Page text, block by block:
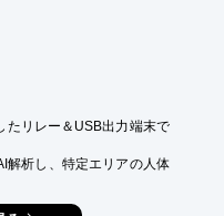
たリレー＆USB出力端末で
解析し、特定エリアの人体
能で、各エリアの形状も指